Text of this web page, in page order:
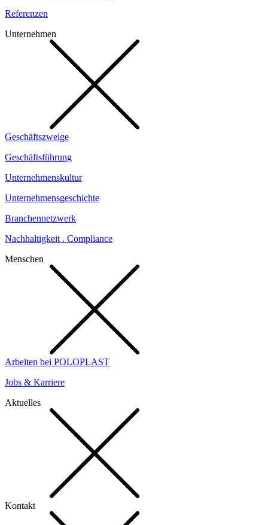
Referenzen
Unternehmen
Geschäftszweige
Geschäftsführung
Unternehmenskultur
Unternehmensgeschichte
Branchennetzwerk
Nachhaltigkeit . Compliance
Menschen
Arbeiten bei POLOPLAST
Jobs & Karriere
Aktuelles
Kontakt